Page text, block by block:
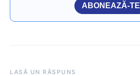
ABONEAZĂ-TE
LASĂ UN RĂSPUNS